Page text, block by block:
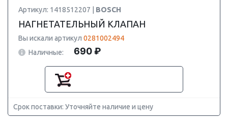
Артикул: 1418512207 | BOSCH
НАГНЕТАТЕЛЬНЫЙ КЛАПАН
Вы искали артикул 0281002494
Наличные:
690 ₽
Срок поставки: Уточняйте наличие и цену